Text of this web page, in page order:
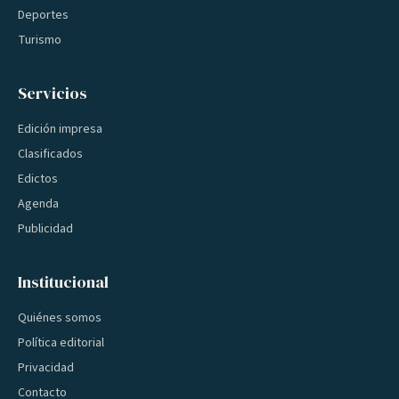
Deportes
Turismo
Servicios
Edición impresa
Clasificados
Edictos
Agenda
Publicidad
Institucional
Quiénes somos
Política editorial
Privacidad
Contacto